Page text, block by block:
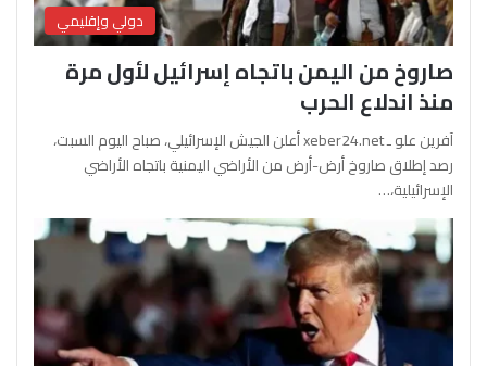
دولي وإقليمي
صاروخ من اليمن باتجاه إسرائيل لأول مرة
منذ اندلاع الحرب
آفرين علو ـ xeber24.net أعلن الجيش الإسرائيلي، صباح اليوم السبت،
رصد إطلاق صاروخ أرض-أرض من الأراضي اليمنية باتجاه الأراضي
الإسرائيلية،…